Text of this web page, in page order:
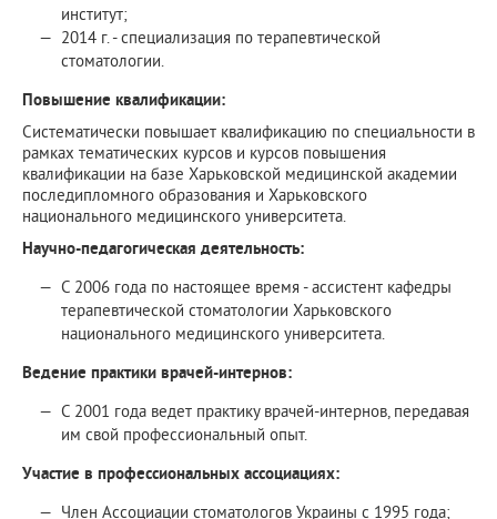
институт;
2014 г. - специализация по терапевтической
стоматологии.
Повышение квалификации:
Систематически повышает квалификацию по специальности в
рамках тематических курсов и курсов повышения
квалификации на базе Харьковской медицинской академии
последипломного образования и Харьковского
национального медицинского университета.
Научно-педагогическая деятельность:
С 2006 года по настоящее время - ассистент кафедры
терапевтической стоматологии Харьковского
национального медицинского университета.
Ведение практики врачей-интернов:
С 2001 года ведет практику врачей-интернов, передавая
им свой профессиональный опыт.
Участие в профессиональных ассоциациях:
Член Ассоциации стоматологов Украины с 1995 года;